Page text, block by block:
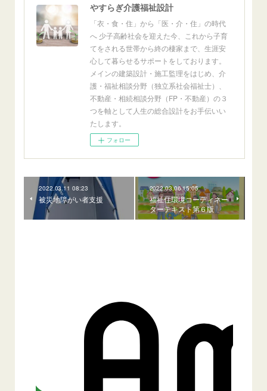
やすらぎ介護福祉設計
「衣・食・住」から「医・介・住」の時代
へ 少子高齢社会を迎えた今、これから子育
てをされる世帯から終の棲家まで、生涯安
心して暮らせるサポートをしております。
メインの建築設計・施工監理をはじめ、介
護・福祉相談分野（独立系社会福祉士）、
不動産・相続相談分野（FP・不動産）の３
つを軸として人生の総合設計をお手伝いい
たします。
フォロー
2022.03.11 08:23
被災地障がい者支援
2022.03.06 15:05
福祉住環境コーディネー
ターテキスト第６版